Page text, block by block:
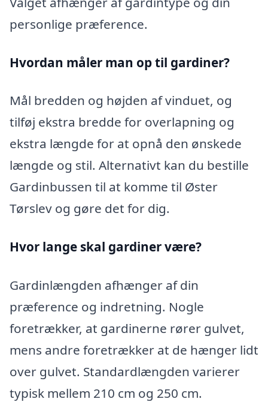
personlige præference.
Hvordan måler man op til gardiner?
Mål bredden og højden af vinduet, og
tilføj ekstra bredde for overlapning og
ekstra længde for at opnå den ønskede
længde og stil. Alternativt kan du bestille
Gardinbussen til at komme til Øster
Tørslev og gøre det for dig.
Hvor lange skal gardiner være?
Gardinlængden afhænger af din
præference og indretning. Nogle
foretrækker, at gardinerne rører gulvet,
mens andre foretrækker at de hænger lidt
over gulvet. Standardlængden varierer
typisk mellem 210 cm og 250 cm.